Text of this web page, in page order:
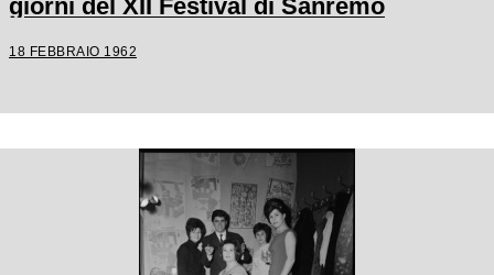
giorni del XII Festival di Sanremo
18 FEBBRAIO 1962